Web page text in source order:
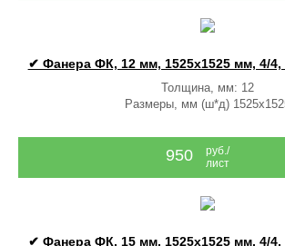
✔ Фанера ФК, 12 мм, 1525x1525 мм, 4/
Толщина, мм: 12
Размеры, мм (ш*д)
950
руб./
лист
✔ Фанера ФК, 15 мм, 1525x1525 мм, 4/